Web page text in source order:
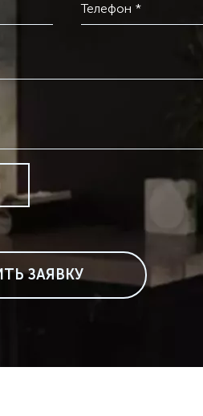
Телефон *
ЗАЯВКУ